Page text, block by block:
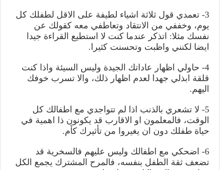
3- تعمدي قول ثلاثة اشياء لطيفة على الاقل لطفلك كل
يوم، وخففي من الانتقاد وتعاطفي معه كقولك عن
نفسك مثلا: اتذكر عندما كنت لا استطيع القراءة جيدا
ايضا لكنني واظبت وتحسنت كثيرا.
4- حاولي اظهار عاداتك الجيدة وليس السيئة واذا كنت
قلقة ابذلي جهدا لعدم اظهار ذلك، والا تسرب خوفك
اليهم.
5- لا تشعري بالذنب اذا لم تتواجدي مع اطفالك كل
الوقت، فالمعلمون او الاقارب قد يكونون ذا اهمية في
حياة طفلك دون ان يغيروا من تأثيرك كأم.
6- اضحكي مع اطفالك وليس عليهم فالسخرية قد
تضعف ثقة الطفل بنفسه، فالمرح المشترك يجمع الكل